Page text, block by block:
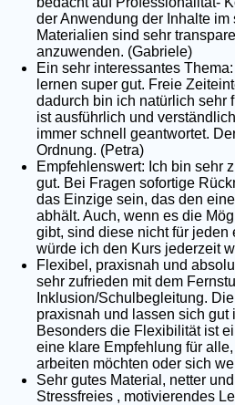
der Anwendung der Inhalte im
Materialien sind sehr
anzuwenden. (Gabriele)
Ein sehr interessantes
lernen super gut. Freie
dadurch bin ich natürlich sehr
ist ausführlich und
immer schnell geantwortet.
Ordnung. (Petra)
Empfehlenswert: Ich bin sehr
gut. Bei Fragen sofortige
das Einzige sein, das den
abhält. Auch, wenn es die
gibt, sind diese nicht für
würde ich den Kurs jederzeit
Flexibel, praxisnah und
sehr zufrieden mit dem
Inklusion/Schulbegleitung.
praxisnah und lassen sich gut
Besonders die Flexibilität ist
eine klare Empfehlung für
arbeiten möchten oder sich
Sehr gutes Material, netter
Stressfreies , motivierendes